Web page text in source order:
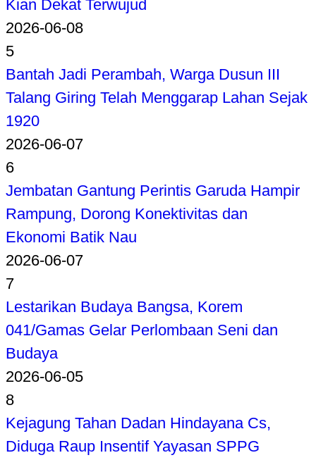
Kian Dekat Terwujud
2026-06-08
5
Bantah Jadi Perambah, Warga Dusun III
Talang Giring Telah Menggarap Lahan Sejak
1920
2026-06-07
6
Jembatan Gantung Perintis Garuda Hampir
Rampung, Dorong Konektivitas dan
Ekonomi Batik Nau
2026-06-07
7
Lestarikan Budaya Bangsa, Korem
041/Gamas Gelar Perlombaan Seni dan
Budaya
2026-06-05
8
Kejagung Tahan Dadan Hindayana Cs,
Diduga Raup Insentif Yayasan SPPG